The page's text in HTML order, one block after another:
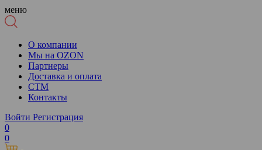
меню
О компании
Мы на OZON
Партнеры
Доставка и оплата
СТМ
Контакты
Войти Регистрация
0
0